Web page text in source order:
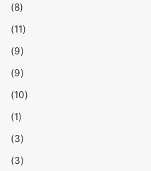
(8)
(11)
(9)
(9)
(10)
(1)
(3)
(3)